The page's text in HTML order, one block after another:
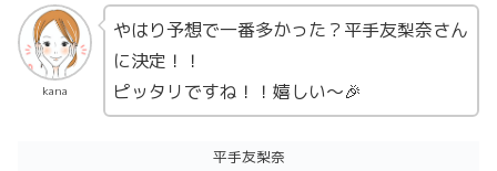
kana
やはり予想で一番多かった？平手友梨奈さん
に決定！！
ピッタリですね！！嬉しい〜🎉
平手友梨奈